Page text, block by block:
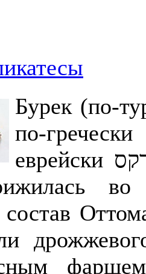
Бурек (по-
по-
еврейски בורקס) – это закуска, или «пита»,
во